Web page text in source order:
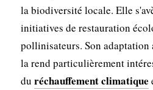
la biodiversité locale. Elle
initiatives de restauration
pollinisateurs. Son adaptation
la rend particulièrement
du réchauffement climatique